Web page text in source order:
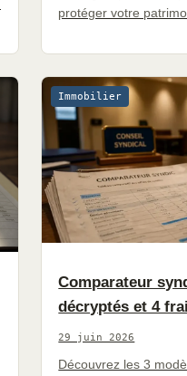
protéger votre
Immobilier
Comparateur
décryptés et 4
29 juin 2026
Découvrez les 3